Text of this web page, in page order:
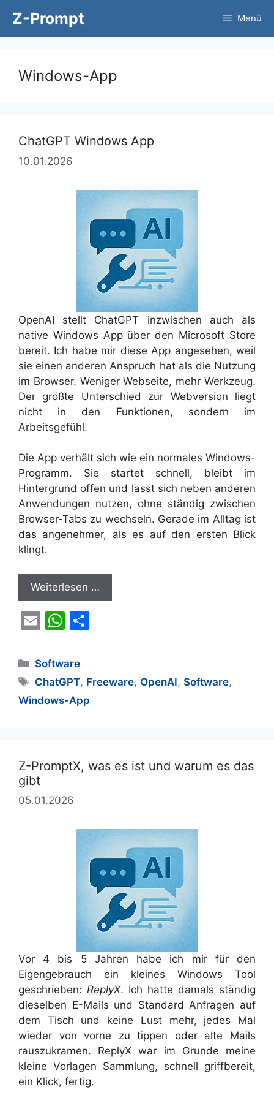
Inhalt
springen
Z-Prompt Menü
Windows-App
ChatGPT Windows App
10.01.2026
OpenAI stellt ChatGPT inzwischen auch als
native Windows App über den Microsoft Store
bereit. Ich habe mir diese App angesehen, weil
sie einen anderen Anspruch hat als die Nutzung
im Browser. Weniger Webseite, mehr Werkzeug.
Der größte Unterschied zur Webversion liegt
nicht in den Funktionen, sondern im
Arbeitsgefühl.
Die App verhält sich wie ein normales Windows-
Programm. Sie startet schnell, bleibt im
Hintergrund offen und lässt sich neben anderen
Anwendungen nutzen, ohne ständig zwischen
Browser-Tabs zu wechseln. Gerade im Alltag ist
das angenehmer, als es auf den ersten Blick
klingt.
Weiterlesen …
E
ai
l
W
at
s
A
n
Kategorien
Software
Schlagwörter
ChatGPT, Freeware, OpenAI,Software,
Windows-App
Z-PromptX, was es ist und warum es das
gibt
05.01.2026
Vor 4 bis 5 Jahren habe ich mir für den
Eigengebrauch ein kleines Windows Tool
geschrieben: ReplyX. Ich hatte damals ständig
dieselben E-Mails und Standard Anfragen auf
dem Tisch und keine Lust mehr, jedes Mal
wieder von vorne zu tippen oder alte Mails
rauszukramen. ReplyX war im Grunde meine
kleine Vorlagen Sammlung, schnell griffbereit,
ein Klick, fertig.